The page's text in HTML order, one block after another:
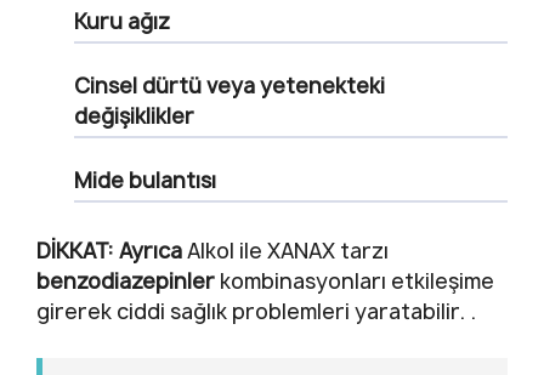
Kuru ağız
Cinsel dürtü veya yetenekteki
değişiklikler
Mide bulantısı
DİKKAT: AyrıcaAlkol ile XANAX tarzı
benzodiazepinler kombinasyonları etkileşime
girerek ciddi sağlık problemleri yaratabilir. .